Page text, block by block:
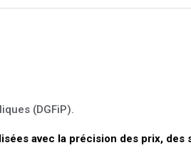
(DGFiP).
avec la précision des prix, des